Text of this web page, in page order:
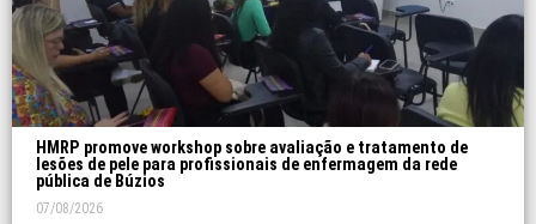
HMRP promove workshop sobre avaliação e tratamento de
lesões de pele para profissionais de enfermagem da rede
pública de Búzios
07/08/2026